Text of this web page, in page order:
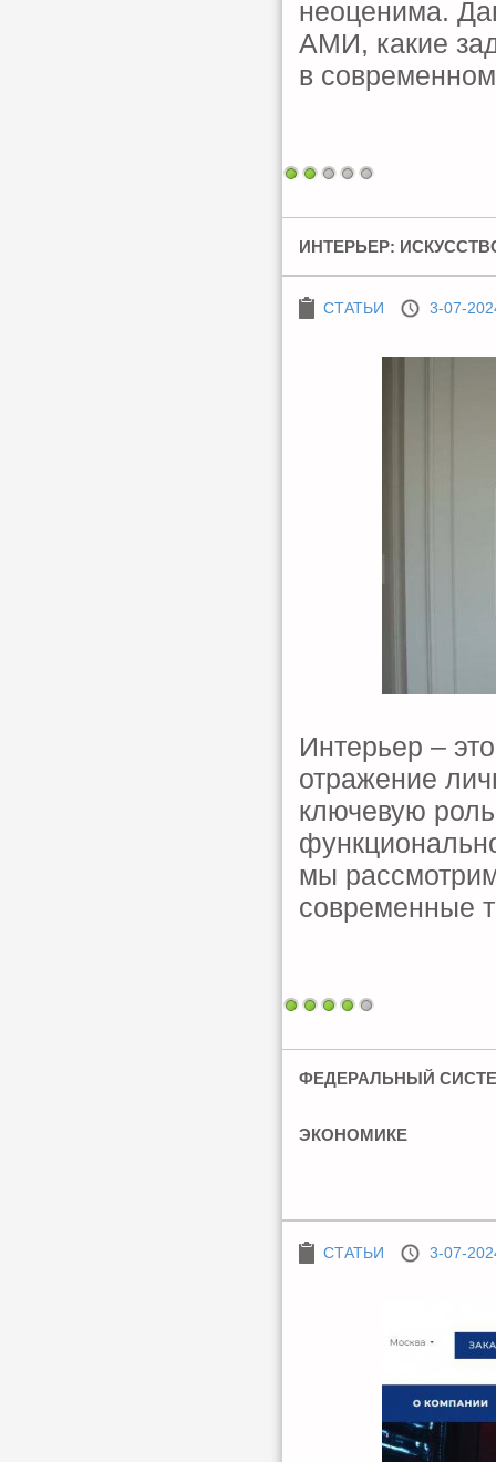
неоценима.
АМИ, какие
в
ИНТЕРЬЕР:
СТАТЬИ 3-07-
Интерьер –
отражение
ключевую
мы
современные
ФЕДЕРАЛЬНЫЙ
ЭКОНОМИКЕ
СТАТЬИ 3-07-